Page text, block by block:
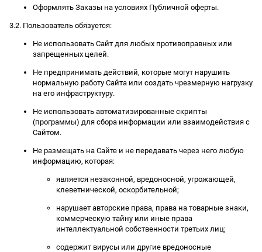
Оформлять Заказы на условиях Публичной оферты.
3.2. Пользователь обязуется:
Не использовать Сайт для любых противоправных или
запрещенных целей.
Не предпринимать действий, которые могут нарушить
нормальную работу Сайта или создать чрезмерную нагрузку
на его инфраструктуру.
Не использовать автоматизированные скрипты
(программы) для сбора информации или взаимодействия с
Сайтом.
Не размещать на Сайте и не передавать через него любую
информацию, которая:
является незаконной, вредоносной, угрожающей,
клеветнической, оскорбительной;
нарушает авторские права, права на товарные знаки,
коммерческую тайну или иные права
интеллектуальной собственности третьих лиц;
содержит вирусы или другие вредоносные